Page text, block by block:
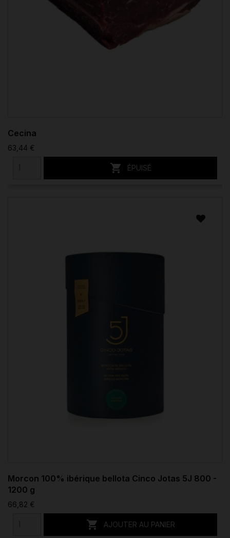
Cecina
63,44 €
 ÉPUISÉ
Morcon 100% ibérique bellota Cinco Jotas 5J 800 -
1200 g
66,82 €
 AJOUTER AU PANIER